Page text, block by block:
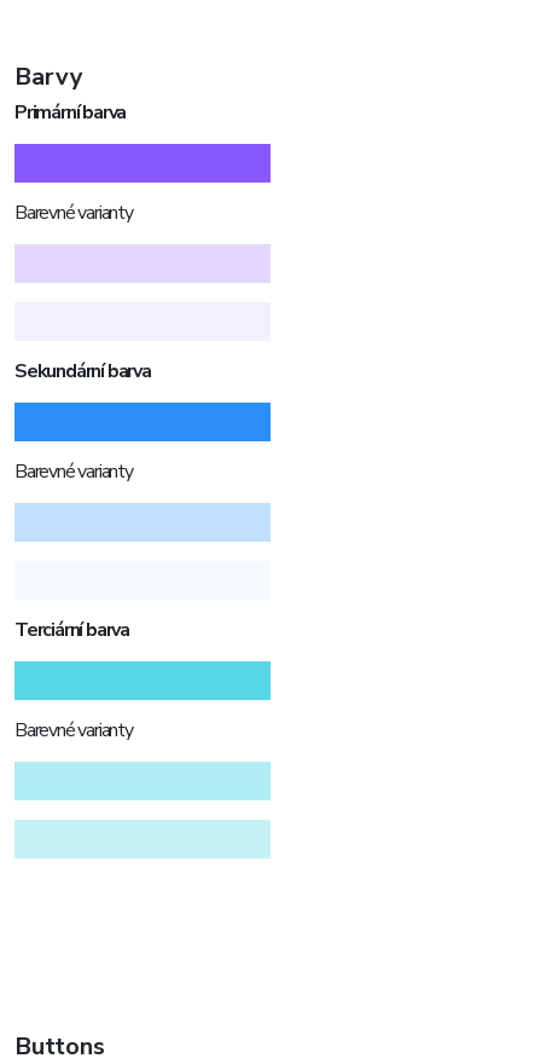
Barvy
Primární barva
Barevné varianty
Sekundární barva
Barevné varianty
Terciární barva
Barevné varianty
Buttons